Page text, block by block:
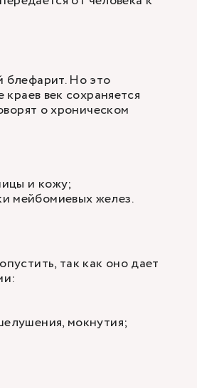
блефарит. Но это
век сохраняется
о хроническом
и кожу;
мейбомиевых желез.
так как оно дает
мокнутия;